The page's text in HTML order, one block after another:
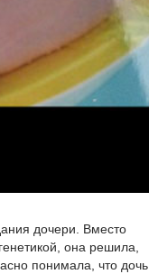
дочери. Вместо
она решила,
понимала, что дочь